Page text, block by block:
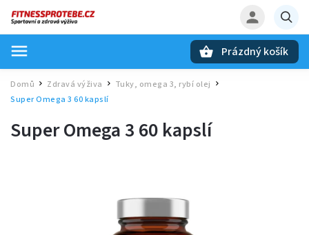
Prázdný košík
Domů / Zdravá výživa Tuky, omega 3, rybí olej
Super Omega 3 60 kapslí
Super Omega 3 60 kapslí